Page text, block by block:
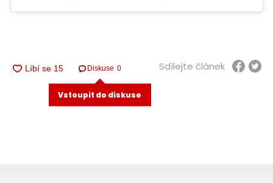
Diskuse 0
Vstoupit do diskuse
Sdílejte článek